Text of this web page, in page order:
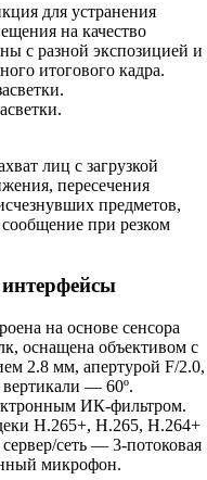
для устранения
на качество
с разной экспозицией и
итогового кадра.
лиц с загрузкой
пересечения
предметов,
при резком
на основе сенсора
оснащена объективом с
2.8 мм, апертурой F/2.0,
— 60º.
ИК-фильтром.
H.265+, H.265, H.264+
сеть — 3-потоковая
микрофон.